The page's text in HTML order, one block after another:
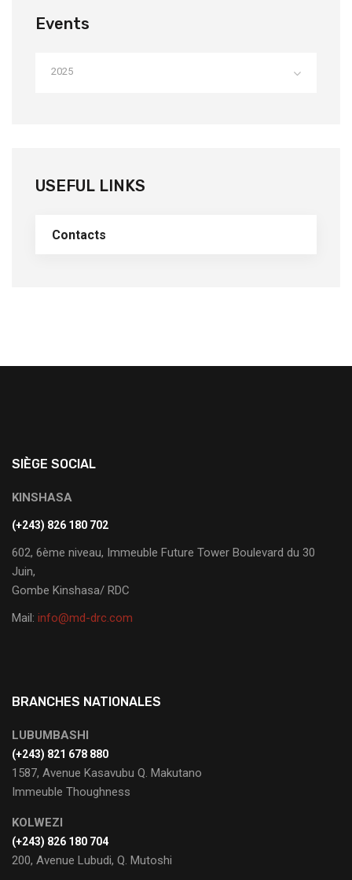
Events
2025
USEFUL LINKS
Contacts
SIÈGE SOCIAL
KINSHASA
(+243) 826 180 702
602, 6ème niveau, Immeuble Future Tower Boulevard du 30
Juin,
Gombe Kinshasa/ RDC
Mail: info@md-drc.com
BRANCHES NATIONALES
LUBUMBASHI
‭(+243) 821 678 880
1587, Avenue Kasavubu Q. Makutano
Immeuble Thoughness
KOLWEZI
(+243) 826 180 704
200, Avenue Lubudi, Q. Mutoshi